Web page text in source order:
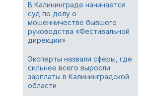
В Калининграде начинается
суд по делу о
мошенничестве бывшего
руководства «Фестивальной
дирекции»
Эксперты назвали сферы, где
сильнее всего выросли
зарплаты в Калининградской
области